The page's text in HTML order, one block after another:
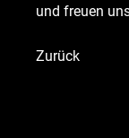
und freuen
Zurück